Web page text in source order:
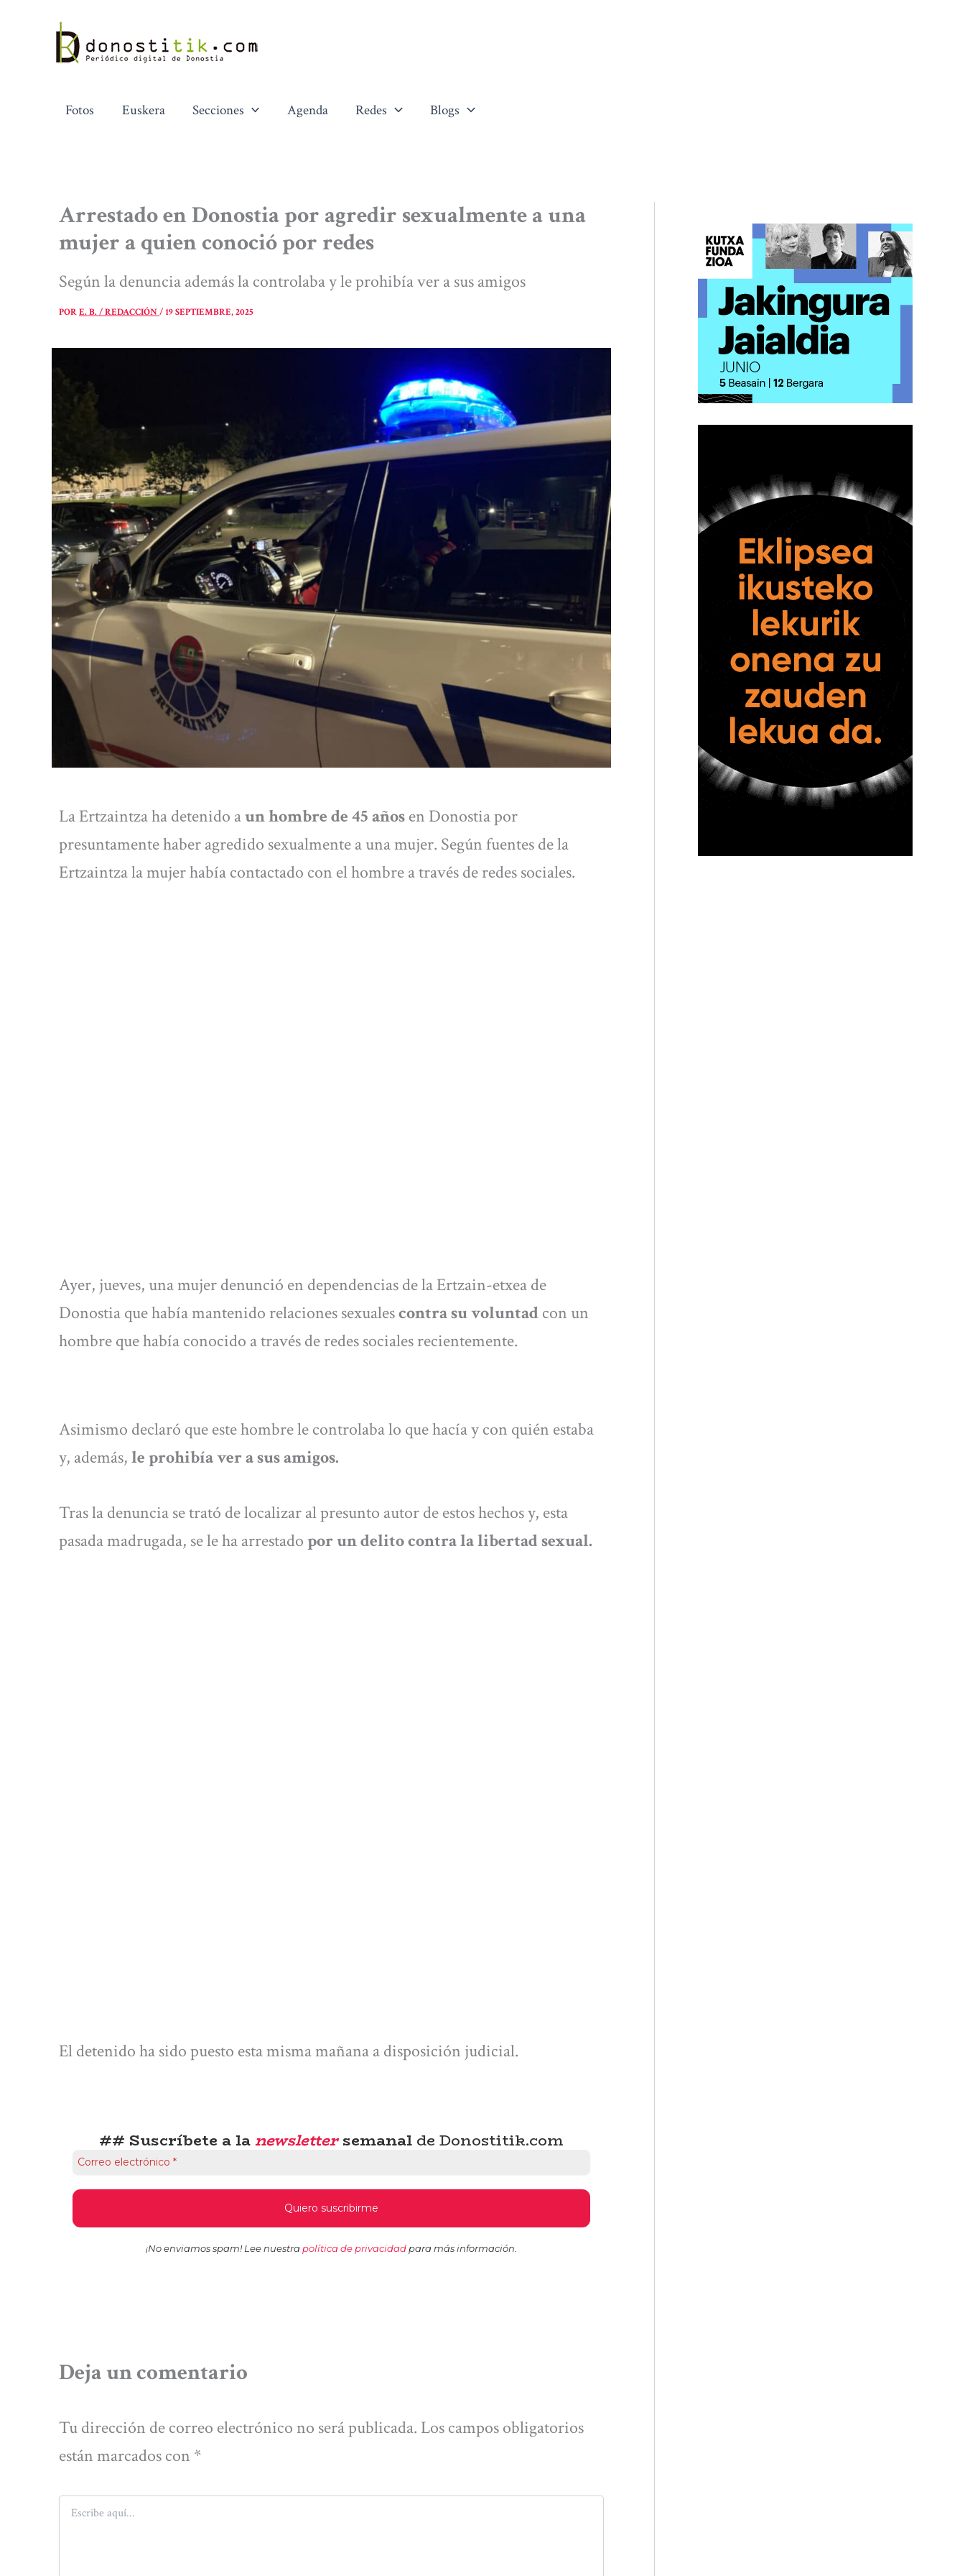
contenido
Fotos Euskera Secciones Agenda Redes Blogs
Arrestado en Donostia por agredir sexualmente a una
mujer a quien conoció por redes
Según la denuncia además la controlaba y le prohibía ver a sus amigos
PORE. B. / REDACCIÓN/19 SEPTIEMBRE, 2025
La Ertzaintza ha detenido aun hombre de 45 añosen Donostia por
presuntamente haber agredido sexualmente a una mujer. Según fuentes de la
Ertzaintza la mujer había contactado con el hombre a través de redes sociales.
Ayer, jueves, una mujer denunció en dependencias de la Ertzain-etxea de
Donostia que había mantenido relaciones sexualescontra su voluntadcon un
hombre que había conocido a través de redes sociales recientemente.
Asimismo declaró que este hombre le controlaba lo que hacía y con quién estaba
y, además,le prohibía ver a sus amigos.
Tras la denuncia se trató de localizar al presunto autor de estos hechos y, esta
pasada madrugada, se le ha arrestado por un delito contra la libertad sexual.
El detenido ha sido puesto esta misma mañana a disposición judicial.
## Suscríbete a lanewslettersemanal de Donostitik.com
¡No enviamos spam! Lee nuestra política de privacidad para más información.
Deja un comentario
Tu dirección de correo electrónico no será publicada. Los campos obligatorios
están marcados con *
Escribe
aquí...